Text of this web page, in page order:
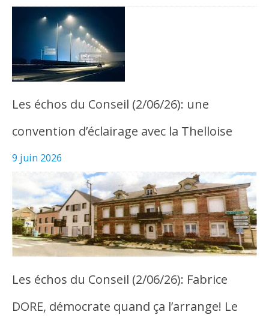
Les échos du Conseil (2/06/26): une
convention d’éclairage avec la Thelloise
9 juin 2026
Les échos du Conseil (2/06/26): Fabrice
DORE, démocrate quand ça l’arrange! Le